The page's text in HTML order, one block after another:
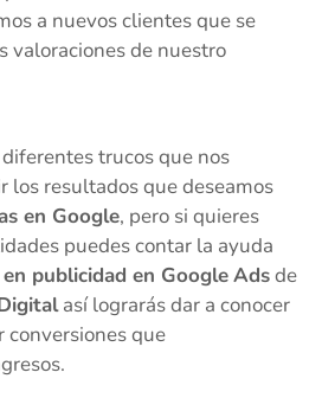
a nuevos clientes que se
valoraciones de nuestro
trucos que nos
los resultados que deseamos
en Google, pero si quieres
puedes contar la ayuda
publicidad en GoogleAdsde
así lograrás dar a conocer
conversiones que